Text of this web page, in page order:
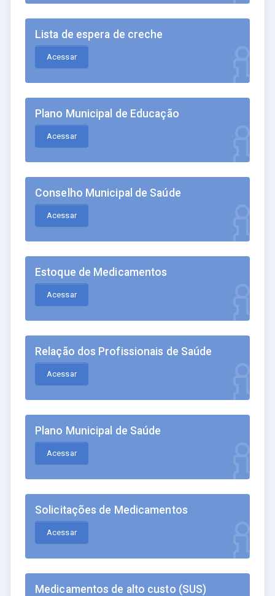
Lista de espera de creche
Acessar
Plano Municipal de Educação
Acessar
Conselho Municipal de Saúde
Acessar
Estoque de Medicamentos
Acessar
Relação dos Profissionais de Saúde
Acessar
Plano Municipal de Saúde
Acessar
Solicitações de Medicamentos
Acessar
Medicamentos de alto custo (SUS)